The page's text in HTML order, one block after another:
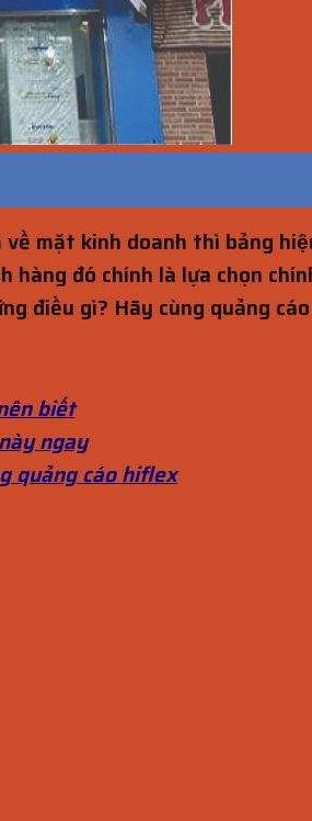
mặt kinh doanh thì bảng
đó chính là lựa chọn
điều gì? Hãy cùng quảng
biết
ngay
quảng cáo hiflex